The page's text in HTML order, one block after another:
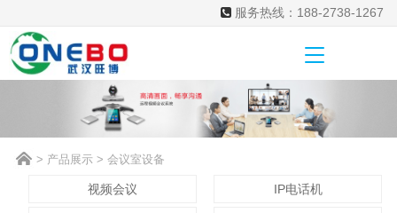
服务热线：188-2738-1267
> 产品展示 > 会议室设备
视频会议 IP电话机